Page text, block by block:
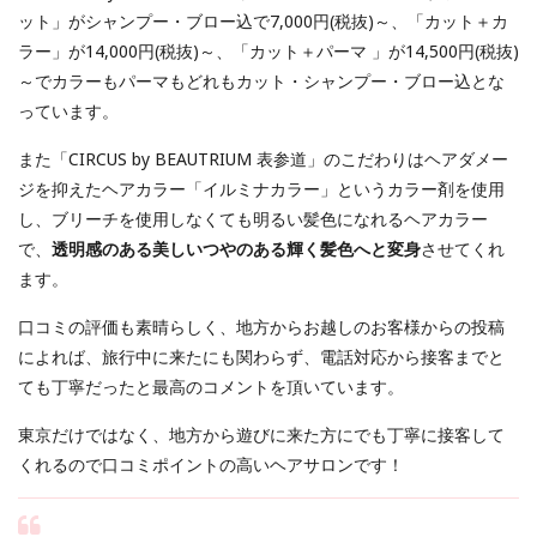
ット」がシャンプー・ブロー込で7,000円(税抜)～、「カット＋カ
ラー」が14,000円(税抜)～、「カット＋パーマ 」が14,500円(税抜)
～でカラーもパーマもどれもカット・シャンプー・ブロー込とな
っています。
また「CIRCUS by BEAUTRIUM 表参道」のこだわりはヘアダメー
ジを抑えたヘアカラー「イルミナカラー」というカラー剤を使用
し、ブリーチを使用しなくても明るい髪色になれるヘアカラー
で、 透明感のある美しいつやのある輝く髪色へと変身させてくれ
ます。
口コミの評価も素晴らしく、地方からお越しのお客様からの投稿
によれば、旅行中に来たにも関わらず、電話対応から接客までと
ても丁寧だったと最高のコメントを頂いています。
東京だけではなく、地方から遊びに来た方にでも丁寧に接客して
くれるので口コミポイントの高いヘアサロンです！